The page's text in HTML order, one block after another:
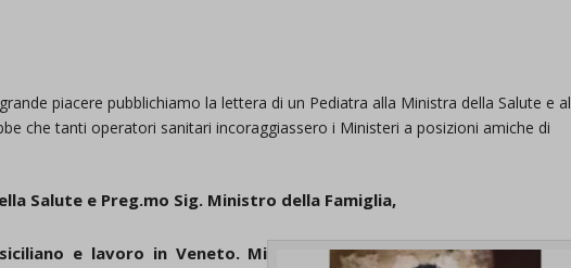
piacere pubblichiamo la lettera di un Pediatra alla Ministra della Salute e al
che tanti operatori sanitari incoraggiassero i Ministeri a posizioni amiche di
Salute e Preg.mo Sig. Ministro della Famiglia,
e lavoro in Veneto. Mi